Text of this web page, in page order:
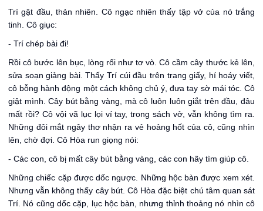
Trí gật đầu, thản nhiên. Cô ngạc nhiên thấy tập vở của nó trắng
tinh. Cô giục:
- Trí chép bài đi!
Rồi cô bước lên bục, lòng rối như tơ vò. Cô cầm cây thước kẻ lên,
sửa soạn giảng bài. Thấy Trí cúi đầu trên trang giấy, hí hoáy viết,
cô bỗng hành động một cách không chủ ý, đưa tay sờ mái tóc. Cô
giật mình. Cây bút bằng vàng, mà cô luôn luôn giắt trên đầu, đâu
mất rồi? Cô vội vã lục lọi ví tay, trong sách vở, vẫn không tìm ra.
Những đôi mắt ngây thơ nhận ra vẻ hoảng hốt của cô, cũng nhìn
lên, chờ đợi. Cô Hòa run giọng nói:
- Các con, cô bị mất cây bút bằng vàng, các con hãy tìm giúp cô.
Những chiếc cặp được dốc ngược. Những hộc bàn được xem xét.
Nhưng vẫn không thấy cây bút. Cô Hòa đặc biệt chú tâm quan sát
Trí. Nó cũng dốc cặp, lục hộc bàn, nhưng thỉnh thoảng nó nhìn cô